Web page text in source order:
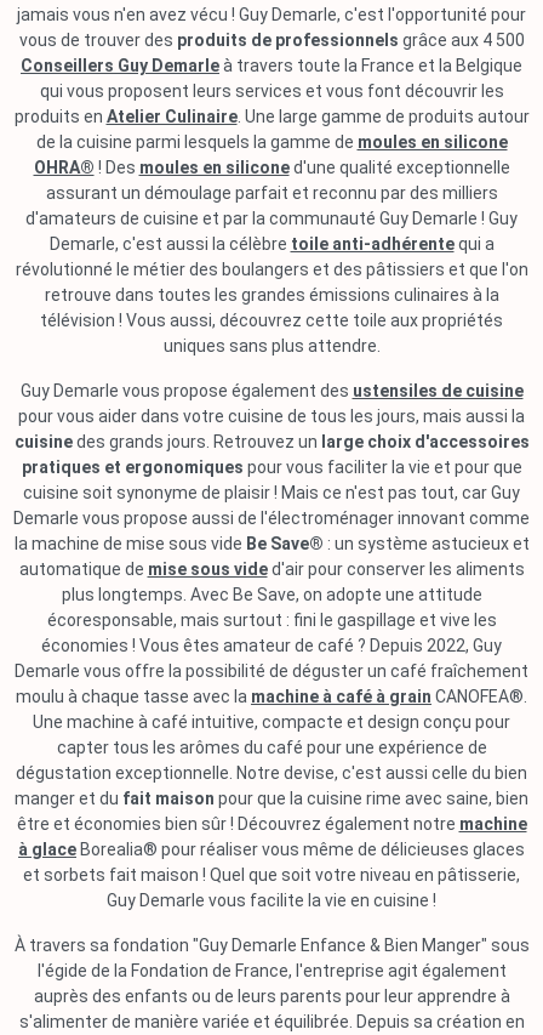
jamais vous n'en avez vécu ! Guy Demarle, c'est l'opportunité pour
vous de trouver des produits de professionnels grâce aux 4 500
Conseillers Guy Demarleà travers toute la France et la Belgique
qui vous proposent leurs services et vous font découvrir les
produits en Atelier Culinaire. Une large gamme de produits autour
de la cuisine parmi lesquels la gamme de moules en silicone
OHRA® ! Des moules en siliconed'une qualité exceptionnelle
assurant un démoulage parfait et reconnu par des milliers
d'amateurs de cuisine et par la communauté Guy Demarle ! Guy
Demarle, c'est aussi la célèbre toile anti-adhérentequi a
révolutionné le métier des boulangers et des pâtissiers et que l'on
retrouve dans toutes les grandes émissions culinaires à la
télévision ! Vous aussi, découvrez cette toile aux propriétés
uniques sans plus attendre.
Guy Demarle vous propose également des ustensiles de cuisine
pour vous aider dans votre cuisine de tous les jours, mais aussi la
cuisinedes grands jours. Retrouvez un large choix d'accessoires
pratiques et ergonomiques pour vous faciliter la vie et pour que
cuisine soit synonyme de plaisir ! Mais ce n'est pas tout, car Guy
Demarle vous propose aussi de l'électroménager innovant comme
la machine de mise sous vide Be Save® : un système astucieux et
automatique de mise sous vided'air pour conserver les aliments
plus longtemps. Avec Be Save, on adopte une attitude
écoresponsable, mais surtout : fini le gaspillage et vive les
économies ! Vous êtes amateur de café ? Depuis 2022, Guy
Demarle vous offre la possibilité de déguster un café fraîchement
moulu à chaque tasse avec la machine à café à grain CANOFEA®.
Une machine à café intuitive, compacte et design conçu pour
capter tous les arômes du café pour une expérience de
dégustation exceptionnelle. Notre devise, c'est aussi celle du bien
manger et du fait maison pour que la cuisine rime avec saine, bien
être et économies bien sûr ! Découvrez également notre machine
à glace Borealia® pour réaliser vous même de délicieuses glaces
et sorbets fait maison ! Quel que soit votre niveau en pâtisserie,
Guy Demarle vous facilite la vie en cuisine !
À travers sa fondation "Guy Demarle Enfance & Bien Manger" sous
l'égide de la Fondation de France, l'entreprise agit également
auprès des enfants ou de leurs parents pour leur apprendre à
s'alimenter de manière variée et équilibrée. Depuis sa création en